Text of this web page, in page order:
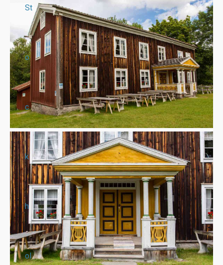
St
o
c
k
h
ol